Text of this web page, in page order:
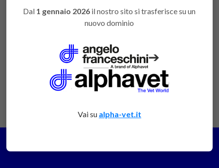
Varianti Varie Importate Sega
ORT3316
Dal 1 gennaio 2026 il nostro sito si trasferisce su un
nuovo dominio
➔
Vai su alpha-vet.it